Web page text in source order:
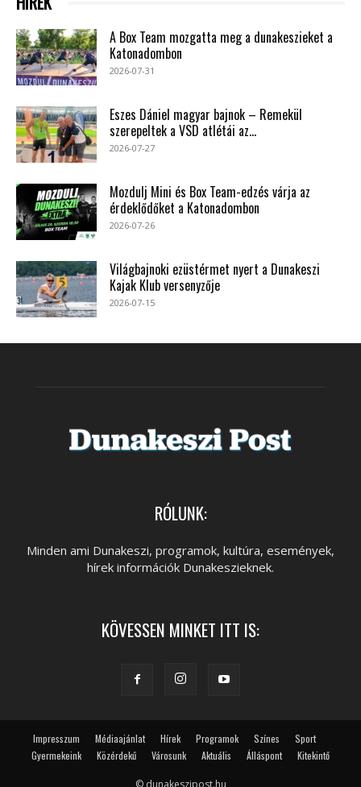
A Box Team mozgatta meg a dunakeszieket a
Katonadombon
2026-07-31
Eszes Dániel magyar bajnok – Remekül
szerepeltek a VSD atlétái az...
2026-07-27
Mozdulj Mini és Box Team-edzés várja az
érdeklődőket a Katonadombon
2026-07-26
Világbajnoki ezüstérmet nyert a Dunakeszi
Kajak Klub versenyzője
2026-07-15
RÓLUNK:
Minden ami Dunakeszi, programok, kultúra, események,
hírek információk Dunakeszieknek.
KÖVESSEN MINKET ITT IS:
Impresszum Médiaajánlat Hírek Programok Színes
Sport
Gyermekeink
Közérdekű Városunk Aktuális Álláspont Kitekintő
© dunakeszipost.hu